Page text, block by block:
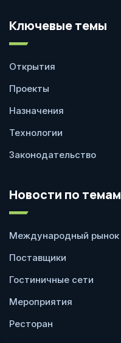
Ключевые темы
Открытия
Проекты
Назначения
Технологии
Законодательство
Новости по темам
Международный рынок
Поставщики
Гостиничные сети
Мероприятия
Ресторан